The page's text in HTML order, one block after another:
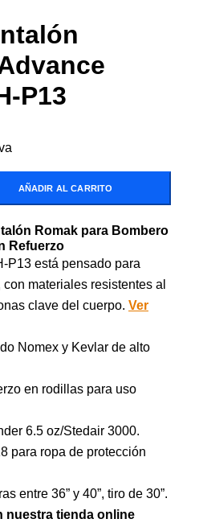
P13
AÑADIR AL CARRITO
Romak para Bombero
Refuerzo
P13 está pensado para
materiales resistentes al
clave del cuerpo. Ver
Nomex y Kevlar de alto
en rodillas para uso
6.5 oz/Stedair 3000.
para ropa de protección
entre 36” y 40”, tiro de 30”.
nuestra tienda online